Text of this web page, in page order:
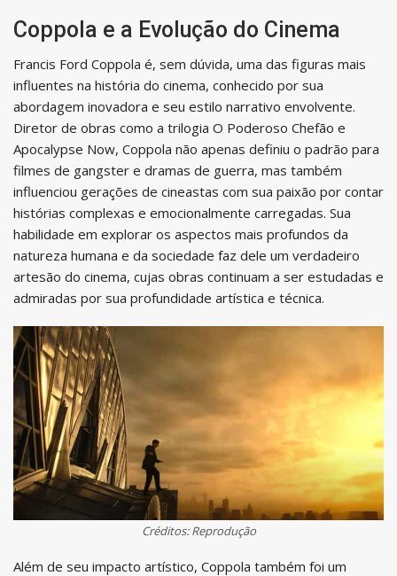
Coppola e a Evolução do Cinema
Francis Ford Coppola é, sem dúvida, uma das figuras mais
influentes na história do cinema, conhecido por sua
abordagem inovadora e seu estilo narrativo envolvente.
Diretor de obras como a trilogia O Poderoso Chefão e
Apocalypse Now, Coppola não apenas definiu o padrão para
filmes de gangster e dramas de guerra, mas também
influenciou gerações de cineastas com sua paixão por contar
histórias complexas e emocionalmente carregadas. Sua
habilidade em explorar os aspectos mais profundos da
natureza humana e da sociedade faz dele um verdadeiro
artesão do cinema, cujas obras continuam a ser estudadas e
admiradas por sua profundidade artística e técnica.
Créditos: Reprodução
Além de seu impacto artístico, Coppola também foi um